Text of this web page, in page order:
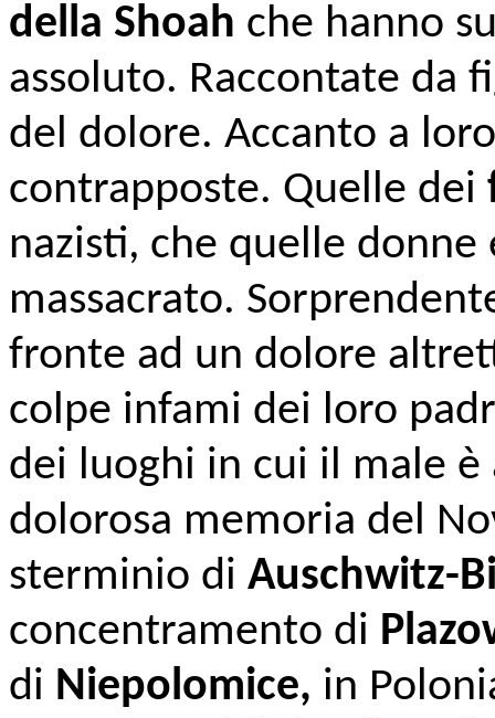
della Shoah che hanno
assoluto. Raccontate da
del dolore. Accanto a
contrapposte. Quelle dei
nazisti, che quelle
massacrato.
fronte ad un dolore
colpe infami dei loro
dei luoghi in cui il male
dolorosa memoria del
sterminio di Auschwitz-
concentramento di
di Niepolomice, in